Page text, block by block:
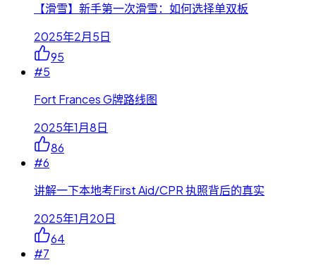
【滑雪】新手第一次滑雪：如何选择单双板
2025年2月5日
95
#5
Fort Frances G牌路线图
2025年1月8日
86
#6
讲解一下本地考First Aid/CPR 执照背后的真实
2025年1月20日
64
#7